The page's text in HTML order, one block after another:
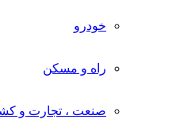
خودرو
راه و مسکن
صنعت ، تجارت و